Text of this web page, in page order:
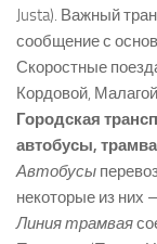
Justa). Важный
сообщение с
Скоростные
Кордовой,
Городская
автобусы,
Автобусы
некоторые из них
Линия трамвая